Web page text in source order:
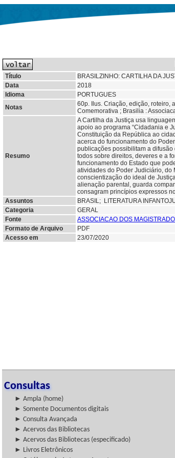
Título
BRASILZINHO: CARTILHA DA
Data
2018
Idioma
PORTUGUES
Notas
60p. Ilus. Criação, edição, roteiro,
Comemorativa ; Brasilia :
Resumo
A Cartilha da Justiça usa
apoio ao programa “Cidadania e
Constituição da República ao
acerca do funcionamento do
publicações possibilitam a
todos sobre direitos, deveres e a
funcionamento do Estado que
atividades do Poder Judiciário, do
conscientização do ideal de
alienação parental, guarda
consagram princípios expressos
Assuntos
BRASIL; LITERATURA
Categoria
GERAL
Fonte
ASSOCIACAO DOS
Formato de Arquivo
PDF
Acesso em
23/07/2020
Consultas
► Ampla (home)
► Somente Documentos digitais
► Consulta Avançada
► Acervos das Bibliotecas
► Acervos das Bibliotecas (especificado)
► Livros Eletrônicos